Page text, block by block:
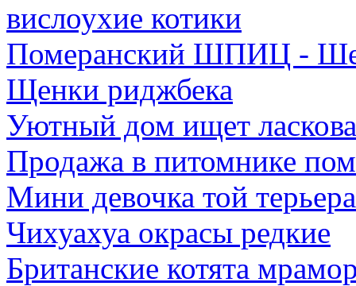
вислоухие котики
Померанский ШПИЦ -
Щенки риджбека
Уютный дом ищет
Продажа в питомнике
Мини девочка той
Чихуахуа окрасы редкие
Британские котята